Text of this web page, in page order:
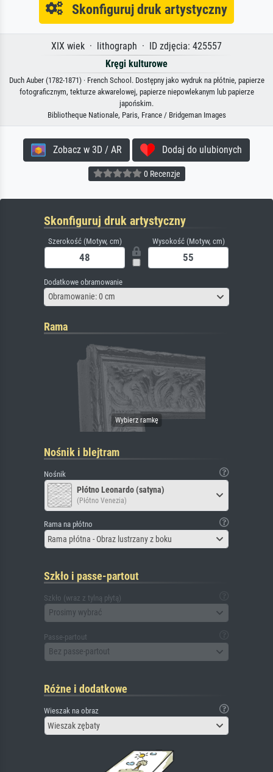
Skonfiguruj druk artystyczny
XIX wiek · lithograph · ID zdjęcia: 425557
Kręgi kulturowe
Duch Auber (1782-1871) · French School. Dostępny jako wydruk na płótnie, papierze
fotograficznym, tekturze akwarelowej, papierze niepowlekanym lub papierze
japońskim.
Bibliotheque Nationale, Paris, France / Bridgeman Images
Zobacz w 3D / AR Dodaj do ulubionych
0 Recenzje
Skonfiguruj druk artystyczny
Szerokość (Motyw, cm) Wysokość (Motyw, cm)
Dodatkowe obramowanie
Obramowanie: 0 cm
Rama
Nośnik i blejtram
Nośnik
Płótno Leonardo (satyna)
(Płótno Venezia)
Rama na płótno
Rama płótna - Obraz lustrzany z boku
Szkło i passe-partout
Szkło (wraz z tylną płytą)
Prosimy wybrać
Passe-partout
Bez passe-partout
Różne i dodatkowe
Wieszak na obraz
Wieszak zębaty